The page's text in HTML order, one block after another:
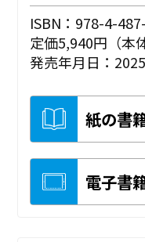
ISBN：978-4-
定価5,940円（本
発売年月日：
紙の書
電子書